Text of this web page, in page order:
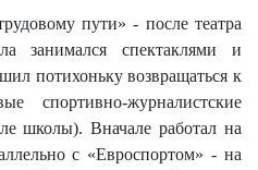
пути» - после театра
занимался спектаклями и
потихоньку возвращаться к
спортивно-журналистские
школы). Вначале работал на
с «Евроспортом» - на